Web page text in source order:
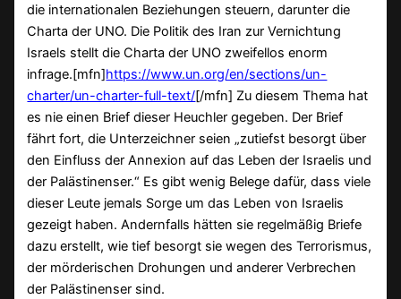
die internationalen Beziehungen steuern, darunter die
Charta der UNO. Die Politik des Iran zur Vernichtung
Israels stellt die Charta der UNO zweifellos enorm
infrage.[mfn]https://www.un.org/en/sections/un-
charter/un-charter-full-text/[/mfn] Zu diesem Thema hat
es nie einen Brief dieser Heuchler gegeben. Der Brief
fährt fort, die Unterzeichner seien „zutiefst besorgt über
den Einfluss der Annexion auf das Leben der Israelis und
der Palästinenser.“ Es gibt wenig Belege dafür, dass viele
dieser Leute jemals Sorge um das Leben von Israelis
gezeigt haben. Andernfalls hätten sie regelmäßig Briefe
dazu erstellt, wie tief besorgt sie wegen des Terrorismus,
der mörderischen Drohungen und anderer Verbrechen
der Palästinenser sind.